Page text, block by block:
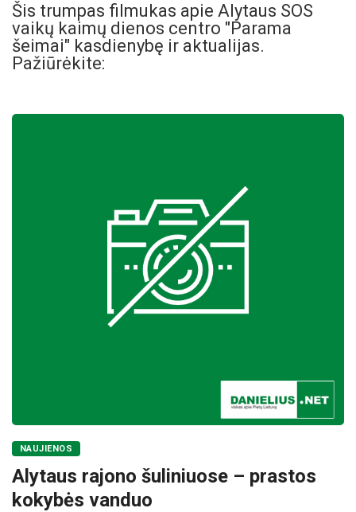
Šis trumpas filmukas apie Alytaus SOS
vaikų kaimų dienos centro "Parama
šeimai" kasdienybę ir aktualijas.
Pažiūrėkite:
NAUJIENOS
Alytaus rajono šuliniuose – prastos
kokybės vanduo